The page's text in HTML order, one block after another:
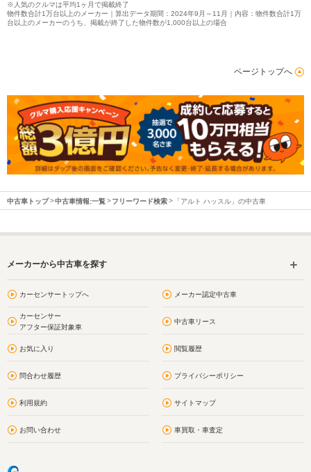
※人気のクルマは平均1ヶ月で掲載終了
物件数合計1万台以上のメーカー｜算出データ期間：2024年9月～11月｜内容：物件数合計1万
台以上のメーカーのうち、掲載が終了した物件数が1,000台以上の場合
ページトップへ
中古車トップ 中古車情報:一覧 フリーワード検索 「アルト ハッスル」の中古車
メーカーから中古車を探す
カーセンサートップへ メーカー認定中古車
カーセンサー
アフター保証対象車
中古車リース
お気に入り 閲覧履歴
問合わせ履歴 プライバシーポリシー
利用規約 サイトマップ
お問い合わせ 車買取・車査定